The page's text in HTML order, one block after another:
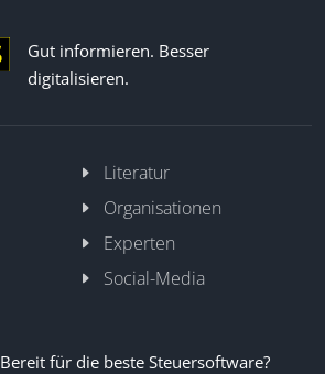
Gut informieren. Besser
digitalisieren.
Literatur
Organisationen
Experten
Social-Media
Bereit für die beste Steuersoftware?